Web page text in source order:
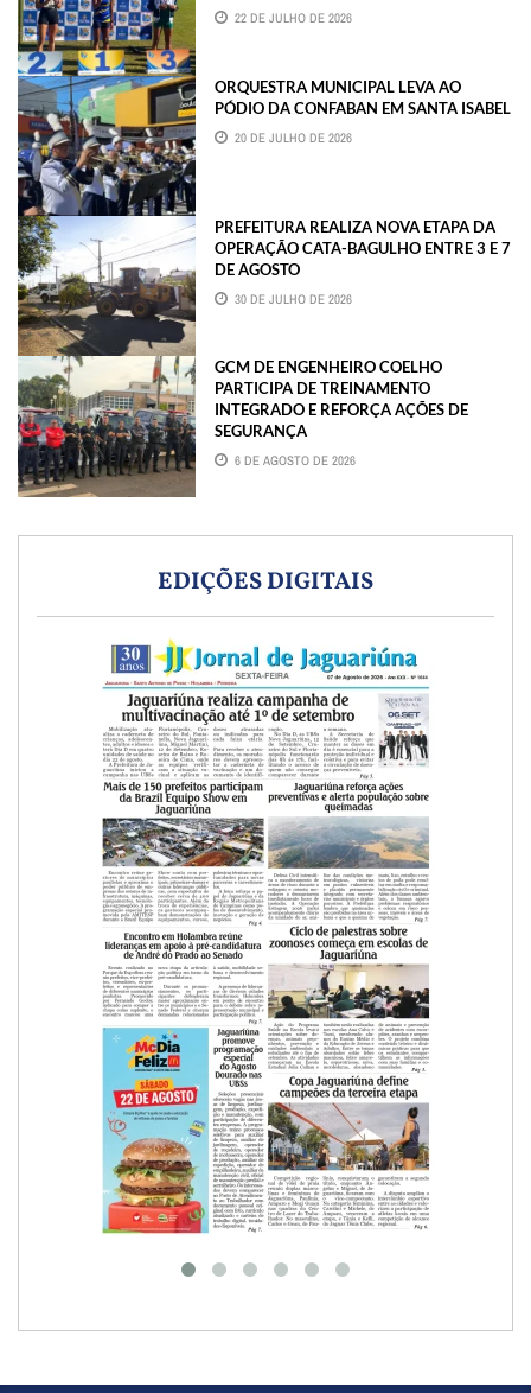
22 DE JULHO DE 2026
ORQUESTRA MUNICIPAL LEVA AO
PÓDIO DA CONFABAN EM SANTA ISABEL
20 DE JULHO DE 2026
PREFEITURA REALIZA NOVA ETAPA DA
OPERAÇÃO CATA-BAGULHO ENTRE 3 E 7
DE AGOSTO
30 DE JULHO DE 2026
GCM DE ENGENHEIRO COELHO
PARTICIPA DE TREINAMENTO
INTEGRADO E REFORÇA AÇÕES DE
SEGURANÇA
6 DE AGOSTO DE 2026
EDIÇÕES DIGITAIS